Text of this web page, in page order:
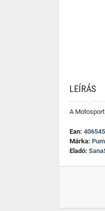
LEÍRÁS
A
Ean:
Márka:
Eladó: